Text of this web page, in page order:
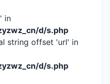
in
d/s.php
string offset 'url' in
d/s.php